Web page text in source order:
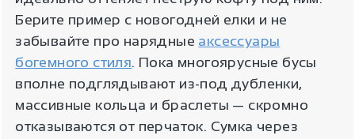
Берите пример с новогодней елки и не
забывайте про нарядные аксессуары
богемного стиля. Пока многоярусные бусы
вполне подглядывают из-под дубленки,
массивные кольца и браслеты — скромно
отказываются от перчаток. Сумка через